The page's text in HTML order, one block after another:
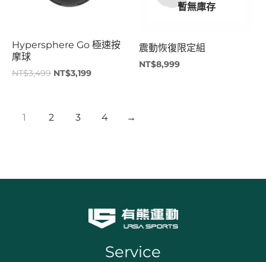
Hypersphere Go 極速按
摩球
NT$3,499 NT$3,199
暫無庫存
震動恢復限定組
NT$8,999
1 2 3 4 →
Service